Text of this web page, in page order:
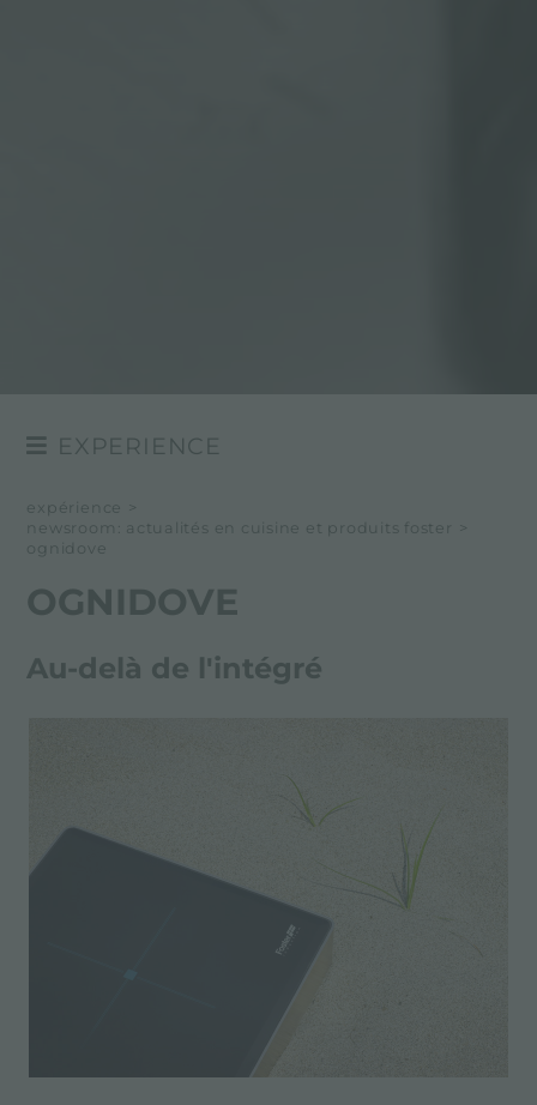
EXPERIENCE
EVÉNÉMENTS
PROJETS
expérience
>
newsroom: actualités en cuisine et produits foster
>
ognidove
OGNIDOVE
Au-delà de l'intégré